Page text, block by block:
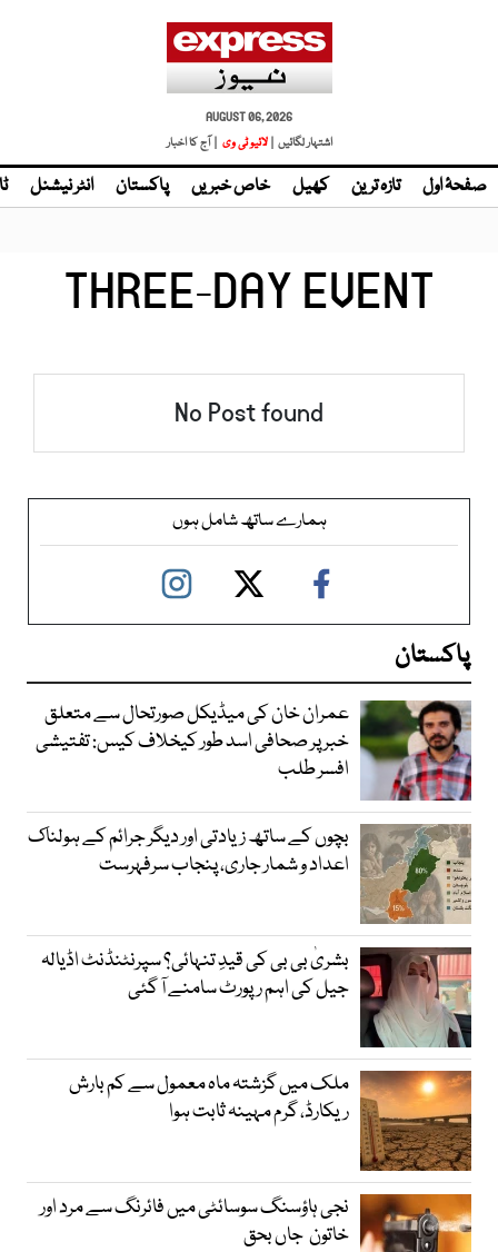
AUGUST 06, 2026
اشتہار لگائیں | لائیو ٹی وی | آج کا اخبار
صفحۂ اول تازہ ترین کھیل خاص خبریں پاکستان انٹر نیشنل
THREE-DAY EVENT
No Post found
ہمارے ساتھ شامل ہوں
پاکستان
عمران خان کی میڈیکل صورتحال سے متعلق
خبر پر صحافی اسد طور کیخلاف کیس: تفتیشی
افسر طلب
بچوں کے ساتھ زیادتی اور دیگر جرائم کے ہولناک
اعداد و شمار جاری، پنجاب سرفہرست
بشریٰ بی بی کی قیدِ تنہائی؟ سپرنٹنڈنٹ اڈیالہ
جیل کی اہم رپورٹ سامنے آ گئی
ملک میں گزشتہ ماہ معمول سے کم بارش
ریکارڈ، گرم مہینہ ثابت ہوا
نجی ہاؤسنگ سوسائٹی میں فائرنگ سے مرد اور
خاتون جاں بحق